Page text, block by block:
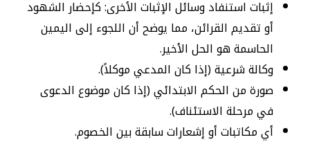
إثبات استنفاد وسائل الإثبات الأخرى: كإحضار الشهود
أو تقديم القرائن، مما يوضح أن اللجوء إلى اليمين
الحاسمة هو الحل الأخير.
وكالة شرعية (إذا كان المدعي موكلاً).
صورة من الحكم الابتدائي (إذا كان موضوع الدعوى
في مرحلة الاستئناف).
أي مكاتبات أو إشعارات سابقة بين الخصوم.